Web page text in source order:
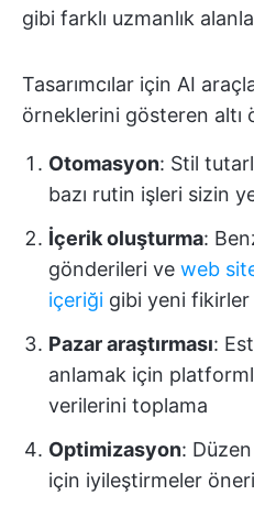
gibi farklı uzmanlık
Tasarımcılar için AI
örneklerini gösteren altı
Otomasyon: Stil
bazı rutin işleri sizin
İçerik oluşturma:
gönderileri ve web
içeriği gibi yeni
Pazar araştırması:
anlamak için
verilerini toplama
Optimizasyon:
için iyileştirmeler